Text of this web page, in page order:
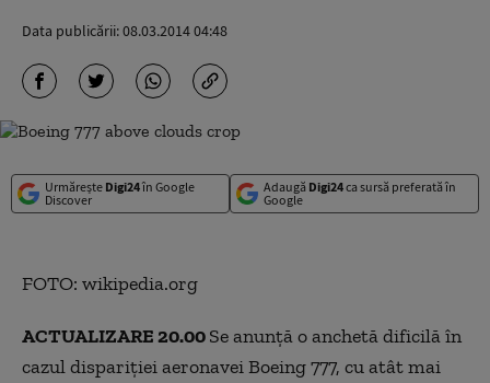
Data publicării:08.03.2014 04:48
Urmărește Digi24în Google
Discover
Adaugă Digi24ca sursă preferată în
Google
FOTO: wikipedia.org
ACTUALIZARE 20.00Se anunţă o anchetă dificilă în
cazul dispariţiei aeronavei Boeing 777, cu atât mai